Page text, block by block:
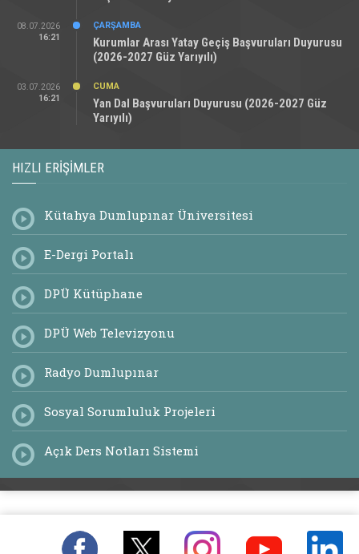
08.07.2026
16:21
ÇARŞAMBA
Kurumlar Arası Yatay Geçiş Başvuruları Duyurusu
(2026-2027 Güz Yarıyılı)
03.07.2026
16:21
CUMA
Yan Dal Başvuruları Duyurusu (2026-2027 Güz
Yarıyılı)
HIZLI ERIŞIMLER
Kütahya Dumlupınar Üniversitesi
E-Dergi Portalı
DPÜ Kütüphane
DPÜ Web Televizyonu
Radyo Dumlupınar
Sosyal Sorumluluk Projeleri
Açık Ders Notları Sistemi